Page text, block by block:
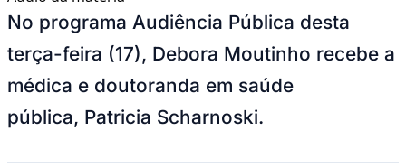
No programa Audiência Pública desta
terça-feira (17), Debora Moutinho recebe a
médica e doutoranda em saúde
pública, Patricia Scharnoski.